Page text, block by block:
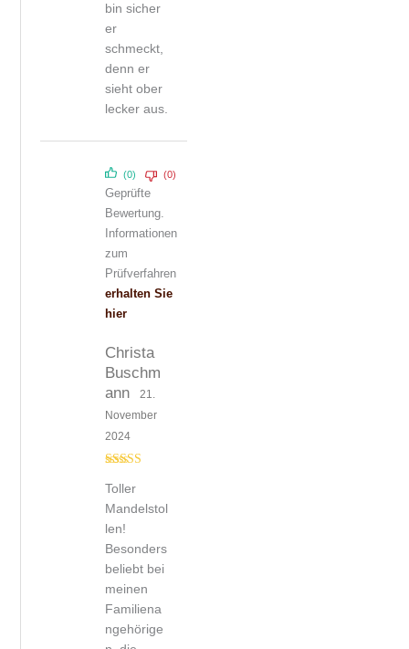
bin sicher
er
schmeckt,
denn er
sieht ober
lecker aus.
5von 5
Christa
Buschm
ann
21.
November
2024
Toller
Mandelstol
len!
Besonders
beliebt bei
meinen
Familiena
ngehörige
(0) (0)
Geprüfte
Bewertung.
Informationen
zum
Prüfverfahren
erhalten Sie
hier